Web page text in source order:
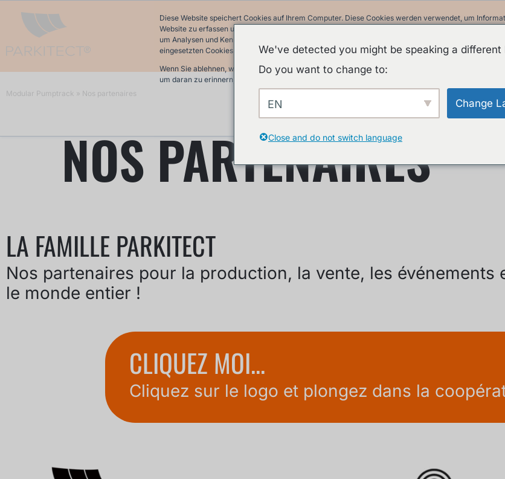
Diese Website speichert Cookies auf Ihrem Computer. Diese Cookies werden verwendet, um
Website zu erfassen und damit wir uns an Sie erinnern können. Wir nutzen diese Informationen, um
um Analysen und Kennzahlen über unsere Besucher auf dieser Website und anderen Medien-Seiten
eingesetzten Cookies finden Sie in unserer Datenschutzrichtlinie.
Wenn Sie ablehnen, werden Ihre Informationen beim Besuch dieser Website nicht erfasst. Ein
um daran zu erinnern, dass Sie nicht nachverfolgt werden möchten.
Modular Pumptrack » Nos partenaires
NOS PARTENAIRES
LA FAMILLE PARKITECT
Nos partenaires pour la production, la vente, les événements
le monde entier !
CLIQUEZ MOI...
Cliquez sur le logo et plongez dans la
We've detected you might be speaking a different
Do you want to change to:
EN Change
Close and do not switch language